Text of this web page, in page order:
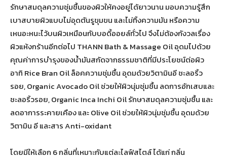
รักษาสมดุลความชุ่มชื้นของผิวให้คงอยู่ได้ยาวนาน มอบความรู้สึก
เบาสบายผิวแบบไม่อุดตันรูขุมขน และไม่ทิ้งความมัน หรือความ
เหนอะหนะไว้บนผิวเหมือนกับบอดี้ออยล์ทั่วไป จึงไม่ต้องกังวลเรื่อง
ผิวแห้งกร้านอีกต่อไป THANN Bath & Massage Oilอุดมไปด้วย
คุณค่าการบำรุงของน้ำมันสกัดจากธรรมชาติที่มีประโยชน์ต่อผิว
อาทิ Rice Bran Oilล็อคความชุ่มชื้น อุดมด้วยวิตามินอี ชะลอริ้ว
รอย, Organic Avocado Oil ช่วยให้ผิวนุ่มชุ่มชื้น ลดการอักเสบและ
ชะลอริ้วรอย, Organic Inca Inchi Oil รักษาสมดุลความชุ่มชื้น และ
ลดอาการระคายเคือง และ Olive Oil ช่วยให้ผิวนุ่มชุ่มชื้น อุดมด้วย
วิตามิน อี และสาร Anti-oxidant
โดยมีให้เลือก 6 กลิ่นที่เหมาะกับแต่ละไลฟ์สไตล์ ได้แก่ กลิ่น